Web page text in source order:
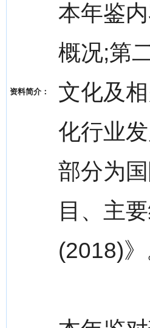
资料简介：
本年鉴
概况;第
文化及
化行业
部分为
目、主
(2018)》